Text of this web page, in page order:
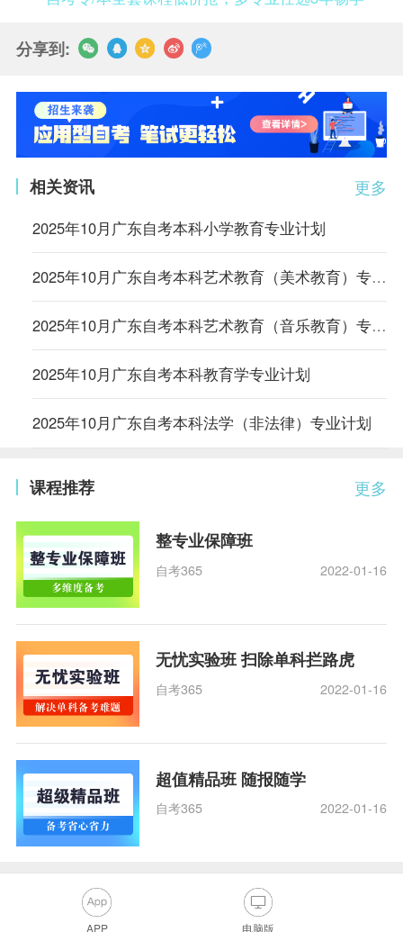
分享到:
更多
相关资讯
2025年10月广东自考本科小学教育专业计划
2025年10月广东自考本科艺术教育（美术教育）专业计划（停考过渡）
2025年10月广东自考本科艺术教育（音乐教育）专业计划（停考过渡）
2025年10月广东自考本科教育学专业计划
2025年10月广东自考本科法学（非法律）专业计划
更多
课程推荐
整专业保障班
自考365 2022-01-16
无忧实验班 扫除单科拦路虎
自考365 2022-01-16
超值精品班 随报随学
自考365 2022-01-16
APP 电脑版